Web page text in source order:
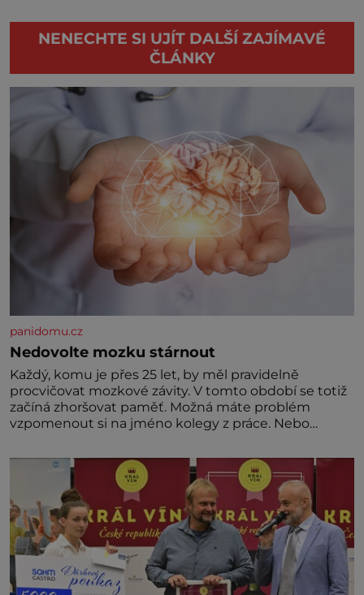
NENECHTE SI UJÍT DALŠÍ ZAJÍMAVÉ
ČLÁNKY
panidomu.cz
Nedovolte mozku stárnout
Každý, komu je přes 25 let, by měl pravidelně
procvičovat mozkové závity. V tomto období se totiž
začíná zhoršovat paměť. Možná máte problém
vzpomenout si na jméno kolegy z práce. Nebo
nedávno přečetli. Je to opravdu tak, s věkem jako
kdyby se paměť rozhodla stávkovat. Cvičte